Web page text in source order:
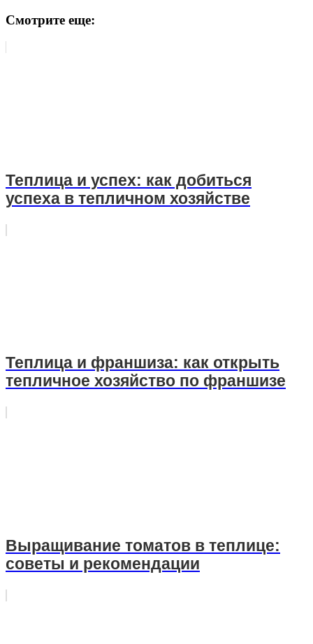
Смотрите еще:
Теплица и успех: как добиться
успеха в тепличном хозяйстве
Теплица и франшиза: как открыть
тепличное хозяйство по франшизе
Выращивание томатов в теплице:
советы и рекомендации